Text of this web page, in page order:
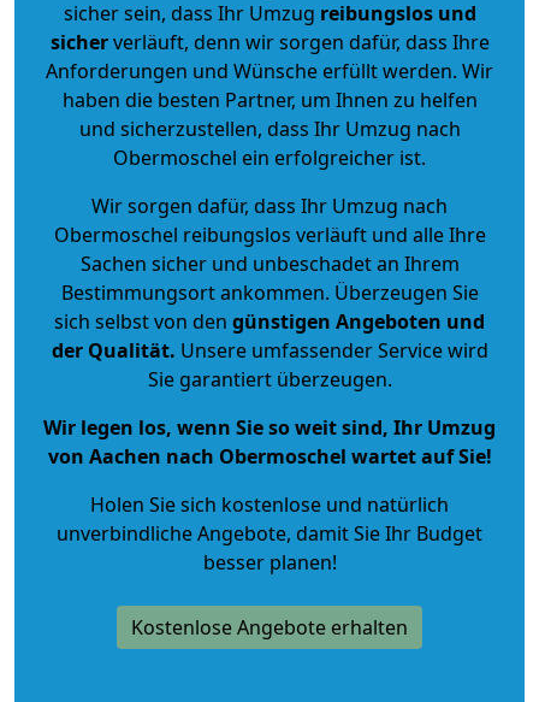
sicher sein, dass Ihr Umzug reibungslos und
sicherverläuft, denn wir sorgen dafür, dass Ihre
Anforderungen und Wünsche erfüllt werden. Wir
haben die besten Partner, um Ihnen zu helfen
und sicherzustellen, dass Ihr Umzug nach
Obermoschel ein erfolgreicher ist.
Wir sorgen dafür, dass Ihr Umzug nach
Obermoschel reibungslos verläuft und alle Ihre
Sachen sicher und unbeschadet an Ihrem
Bestimmungsort ankommen. Überzeugen Sie
sich selbst von den günstigen Angeboten und
der Qualität. Unsere umfassender Service wird
Sie garantiert überzeugen.
Wir legen los, wenn Sie so weit sind, Ihr Umzug
von Aachen nach Obermoschel wartet auf Sie!
Holen Sie sich kostenlose und natürlich
unverbindliche Angebote, damit Sie Ihr Budget
besser planen!
Kostenlose Angebote erhalten